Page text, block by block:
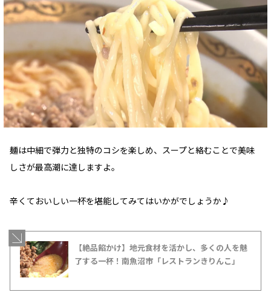
麺は中細で弾力と独特のコシを楽しめ、スープと絡むことで美味
しさが最高潮に達しますよ。
辛くておいしい一杯を堪能してみてはいかがでしょうか♪
【絶品餡かけ】地元食材を活かし、多くの人を魅
了する一杯！南魚沼市「レストランきりんこ」